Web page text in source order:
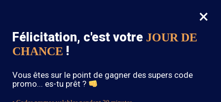
0
SOLDES : -15% sur toute la boutique avec le code « BOHEME15 »
×
Félicitation, c'est votre JOUR DE
CHANCE !
Vous êtes sur le point de gagner des supers code
promo... es-tu prêt ?